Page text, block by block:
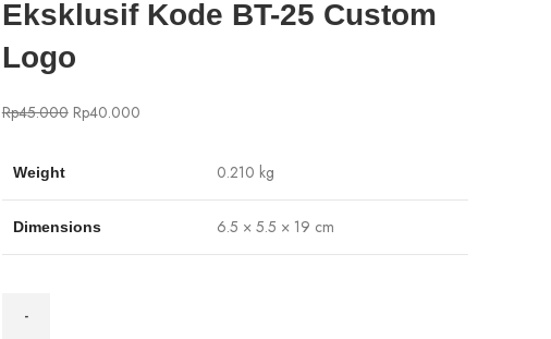
Eksklusif Kode BT-25 Custom
Logo
Rp45.000 Rp40.000
Weight 0.210 kg
Dimensions 6.5 × 5.5 × 19 cm